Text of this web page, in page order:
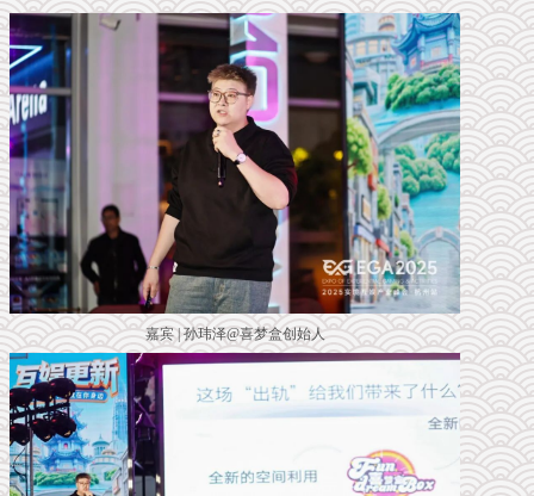
嘉宾 | 孙玮泽@喜梦盒创始人